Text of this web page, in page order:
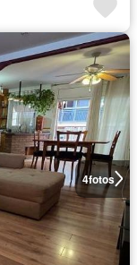
4fotos